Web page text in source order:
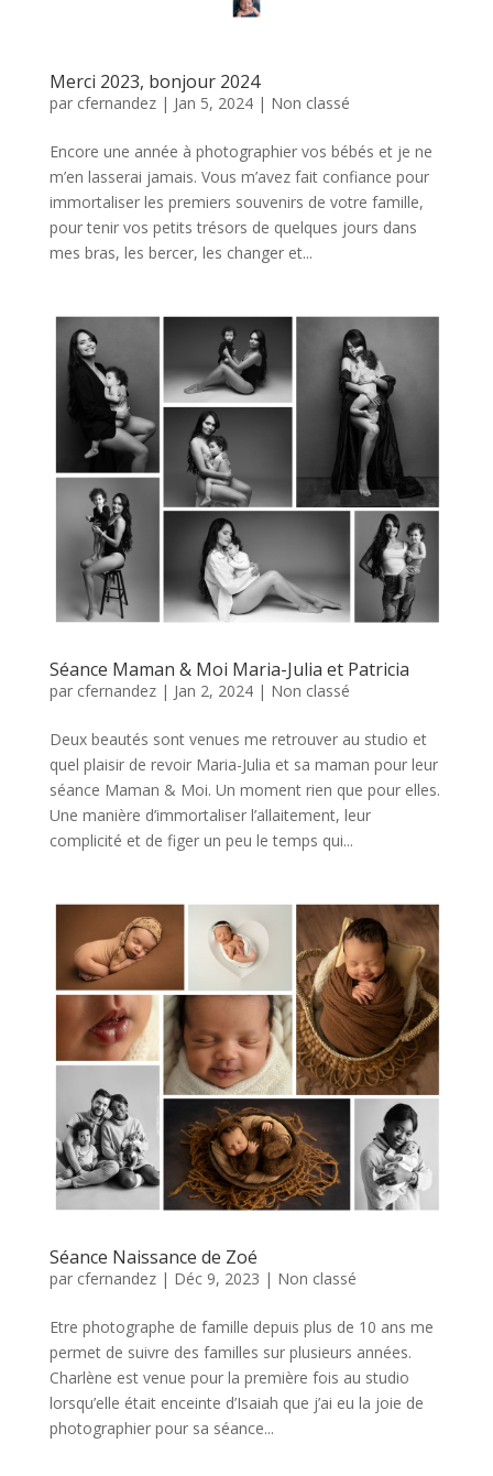
Merci 2023, bonjour 2024
par cfernandez| Jan 5, 2024| Non classé
Encore une année à photographier vos bébés et je ne
m’en lasserai jamais. Vous m’avez fait confiance pour
immortaliser les premiers souvenirs de votre famille,
pour tenir vos petits trésors de quelques jours dans
mes bras, les bercer, les changer et...
Séance Maman & Moi Maria-Julia et Patricia
par cfernandez| Jan 2, 2024| Non classé
Deux beautés sont venues me retrouver au studio et
quel plaisir de revoir Maria-Julia et sa maman pour leur
séance Maman & Moi. Un moment rien que pour elles.
Une manière d’immortaliser l’allaitement, leur
complicité et de figer un peu le temps qui...
Séance Naissance de Zoé
par cfernandez| Déc 9, 2023 | Non classé
Etre photographe de famille depuis plus de 10 ans me
permet de suivre des familles sur plusieurs années.
Charlène est venue pour la première fois au studio
lorsqu’elle était enceinte d’Isaiah que j’ai eu la joie de
photographier pour sa séance...